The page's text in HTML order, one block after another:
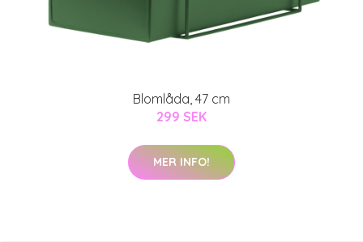
Blomlåda, 47 cm
299 SEK
MER INFO!